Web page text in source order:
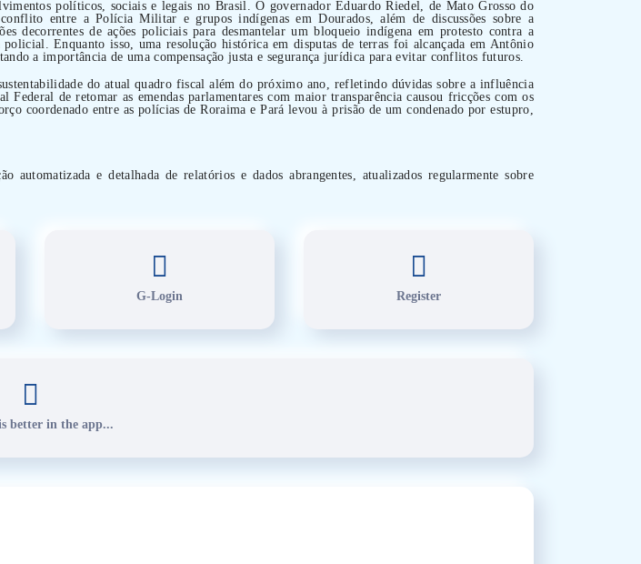
políticos, sociais e legais no Brasil. O governador Eduardo Riedel, de Mato Grosso do
entre a Polícia Militar e grupos indígenas em Dourados, além de discussões sobre a
decorrentes de ações policiais para desmantelar um bloqueio indígena em protesto contra a
Enquanto isso, uma resolução histórica em disputas de terras foi alcançada em Antônio
a importância de uma compensação justa e segurança jurídica para evitar conflitos futuros.
do atual quadro fiscal além do próximo ano, refletindo dúvidas sobre a influência
de retomar as emendas parlamentares com maior transparência causou fricções com os
coordenado entre as polícias de Roraima e Pará levou à prisão de um condenado por estupro,
e detalhada de relatórios e dados abrangentes, atualizados regularmente sobre
G-Login Register
better in the app...